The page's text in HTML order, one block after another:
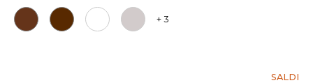
+ 3
SALDI